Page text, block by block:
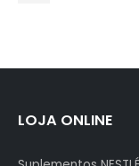
LOJA ONLINE